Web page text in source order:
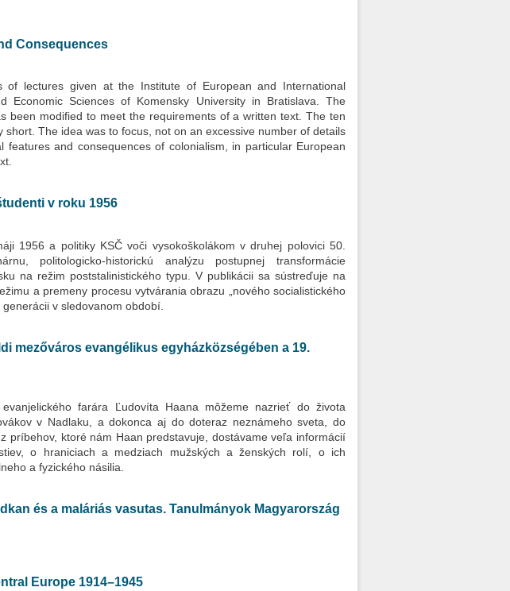
Consequences
lectures given at the Institute of European and International
Economic Sciences of Komensky University in Bratislava. The
been modified to meet the requirements of a written text. The ten
The idea was to focus, not on an excessive number of details
and consequences of colonialism, in particular European
v roku 1956
1956 a politiky KSČ voči vysokoškolákom v druhej polovici 50.
politologicko-historickú analýzu postupnej transformácie
na režim poststalinistického typu. V publikácii sa sústreďuje na
a premeny procesu vytvárania obrazu „nového socialistického
v sledovanom období.
mezőváros evangélikus egyházközségében a 19.
farára Ľudovíta Haana môžeme nazrieť do života
v Nadlaku, a dokonca aj do doteraz neznámeho sveta, do
príbehov, ktoré nám Haan predstavuje, dostávame veľa informácií
o hraniciach a medziach mužských a ženských rolí, o ich
a fyzického násilia.
és a maláriás vasutas. Tanulmányok Magyarország
Europe 1914–1945